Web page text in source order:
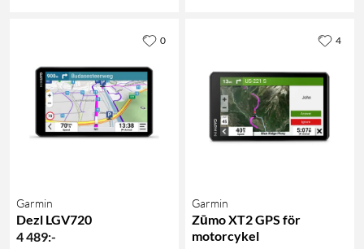
Garmin
Dezl LGV720
4 489:-
0
Garmin
Zūmo XT2 GPS för
motorcykel
4